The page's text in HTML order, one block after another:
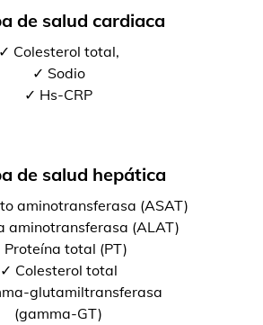
de salud cardiaca
✓ Colesterol total,
✓ Sodio
✓ Hs-CRP
de salud hepática
aminotransferasa (ASAT)
aminotransferasa (ALAT)
Proteína total (PT)
✓ Colesterol total
glutamiltransferasa
(gamma-GT)